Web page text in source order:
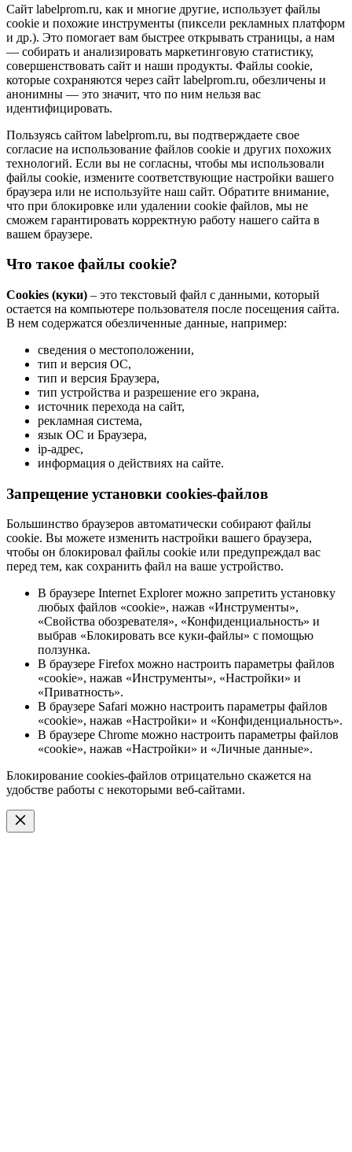
Сайт labelprom.ru, как и многие другие, использует файлы
cookie и похожие инструменты (пиксели рекламных платформ
и др.). Это помогает вам быстрее открывать страницы, а нам
— собирать и анализировать маркетинговую статистику,
совершенствовать сайт и наши продукты. Файлы сookie,
которые сохраняются через сайт labelprom.ru, обезличены и
анонимны — это значит, что по ним нельзя вас
идентифицировать.
Пользуясь сайтом labelprom.ru, вы подтверждаете свое
согласие на использование файлов cookie и других похожих
технологий. Если вы не согласны, чтобы мы использовали
файлы cookie, измените соответствующие настройки вашего
браузера или не используйте наш сайт. Обратите внимание,
что при блокировке или удалении cookie файлов, мы не
сможем гарантировать корректную работу нашего сайта в
вашем браузере.
Что такое файлы cookie?
Cookies (куки) – это текстовый файл с данными, который
остается на компьютере пользователя после посещения сайта.
В нем содержатся обезличенные данные, например:
сведения о местоположении,
тип и версия ОС,
тип и версия Браузера,
тип устройства и разрешение его экрана,
источник перехода на сайт,
рекламная система,
язык ОС и Браузера,
ip-адрес,
информация о действиях на сайте.
Запрещение установки cookies-файлов
Большинство браузеров автоматически собирают файлы
cookie. Вы можете изменить настройки вашего браузера,
чтобы он блокировал файлы cookie или предупреждал вас
перед тем, как сохранить файл на ваше устройство.
В браузере Internet Explorer можно запретить установку
любых файлов «cookie», нажав «Инструменты»,
«Свойства обозревателя», «Конфиденциальность» и
выбрав «Блокировать все куки-файлы» с помощью
ползунка.
В браузере Firefox можно настроить параметры файлов
«cookie», нажав «Инструменты», «Настройки» и
«Приватность».
В браузере Safari можно настроить параметры файлов
«cookie», нажав «Настройки» и «Конфиденциальность».
В браузере Chrome можно настроить параметры файлов
«cookie», нажав «Настройки» и «Личные данные».
Блокирование cookies-файлов отрицательно скажется на
удобстве работы с некоторыми веб-сайтами.